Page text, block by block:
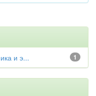
1
и э...